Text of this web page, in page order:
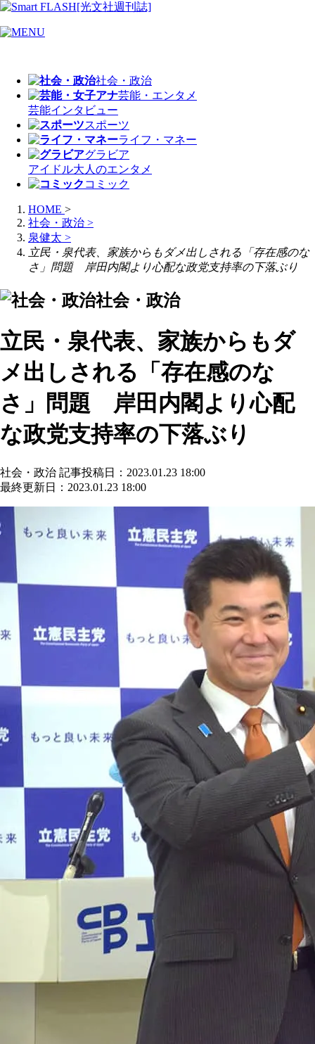
社会・政治
芸能・エンタメ
芸能インタビュー
スポーツ
ライフ・マネー
グラビア
アイドル大人のエンタメ
コミック
HOME >
社会・政治 >
泉健太 >
立民・泉代表、家族からもダメ出しされる「存在感のな
さ」問題 岸田内閣より心配な政党支持率の下落ぶり
社会・政治
立民・泉代表、家族からもダ
メ出しされる「存在感のな
さ」問題 岸田内閣より心配
な政党支持率の下落ぶり
社会・政治 記事投稿日：2023.01.23 18:00
最終更新日：2023.01.23 18:00